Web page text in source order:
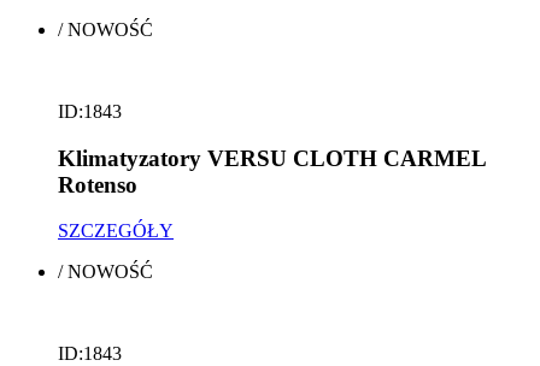
/NOWOŚĆ
ID:1843
Klimatyzatory VERSU CLOTH CARMEL
Rotenso
SZCZEGÓŁY
/NOWOŚĆ
ID:1843